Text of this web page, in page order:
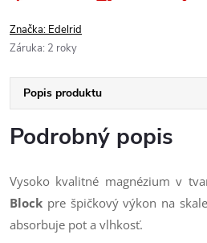
Značka: Edelrid
Záruka: 2 roky
Popis produktu
Podrobný popis
Vysoko kvalitné magnézium v
Block pre špičkový výkon na
absorbuje pot a vlhkosť.